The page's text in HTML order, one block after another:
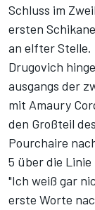
Schluss im
ersten
an elfter Stelle.
Drugovich
ausgangs der
mit Amaury
den Großteil
Pourchaire
5 über die
"Ich weiß gar
erste Worte